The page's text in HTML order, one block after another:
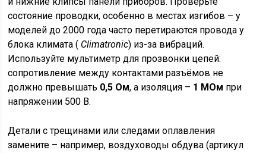
состояние проводки, особенно в местах изгибов – у
моделей до 2000 года часто перетираются провода у
блока климата ( Climatronic) из-за вибраций.
Используйте мультиметр для прозвонки цепей:
сопротивление между контактами разъёмов не
должно превышать 0,5 Ом, а изоляция – 1 МОм при
напряжении 500 В.
Детали с трещинами или следами оплавления
замените – например, воздуховоды обдува (артикул